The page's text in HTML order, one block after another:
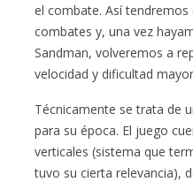
el combate. Así
combates y, una vez
Sandman, volveremos a
velocidad y dificultad
Técnicamente se trata de
para su época. El juego
verticales (sistema que
tuvo su cierta relevancia),